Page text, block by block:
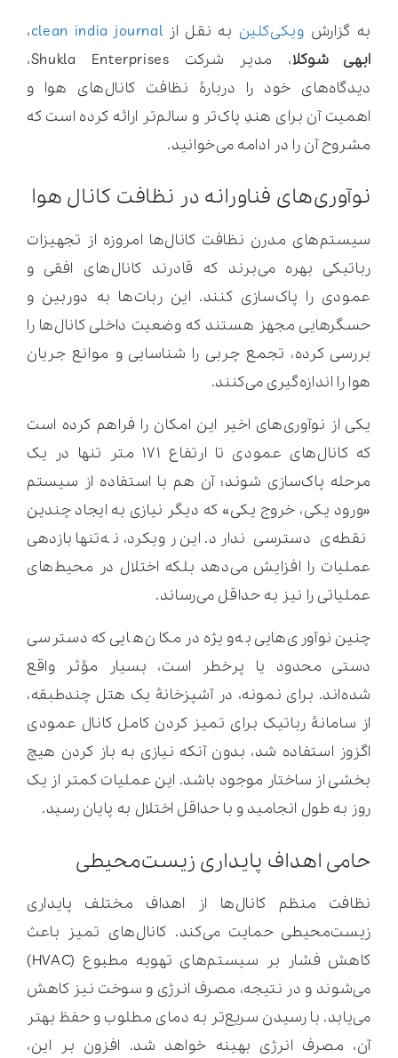
به گزارش ویکی‌کلین به نقل ازclean india journal،
ابهی شوکلا
، مدیر شرکت Shukla Enterprises،
دیدگاه‌های خود را دربارۀ نظافت کانال‌های هوا و
اهمیت آن برای هندِ پاک‌تر و سالم‌تر ارائه کرده است که
مشروح آن را در ادامه می‌خوانید.
نوآوری‌های فناورانه در نظافت کانال هوا
سیستم‌های مدرن نظافت کانال‌ها امروزه از تجهیزات
رباتیکی بهره می‌برند که قادرند کانال‌های افقی و
عمودی را پاک‌سازی کنند. این ربات‌ها به دوربین و
حسگرهایی مجهز هستند که وضعیت داخلی کانال‌ها را
بررسی کرده، تجمع چربی را شناسایی و موانع جریان
هوا را اندازه‌گیری می‌کنند.
یکی از نوآوری‌های اخیر این امکان را فراهم کرده است
که کانال‌های عمودی تا ارتفاع ۱۷۱ متر تنها در یک
مرحله پاک‌سازی شوند؛ آن هم با استفاده از سیستم
«ورود یکی، خروج یکی» که دیگر نیازی به ایجاد چندین
نقطه‌ی دسترسی ندارد. این رویکرد، نه‌تنها بازدهی
عملیات را افزایش می‌دهد بلکه اختلال در محیط‌های
عملیاتی را نیز به حداقل می‌رساند.
چنین نوآوری‌هایی به‌ویژه در مکان‌هایی که دسترسی
دستی محدود یا پرخطر است، بسیار مؤثر واقع
شده‌اند. برای نمونه، در آشپزخانۀ یک هتل چندطبقه،
از سامانۀ رباتیک برای تمیز کردن کامل کانال عمودی
اگزوز استفاده شد، بدون آنکه نیازی به باز کردن هیچ
بخشی از ساختار موجود باشد. این عملیات کمتر از یک
روز به طول انجامید و با حداقل اختلال به پایان رسید.
حامی اهداف پایداری زیست‌محیطی
نظافت منظم کانال‌ها از اهداف مختلف پایداری
زیست‌محیطی حمایت می‌کند. کانال‌های تمیز باعث
کاهش فشار بر سیستم‌های تهویه مطبوع (HVAC)
می‌شوند و در نتیجه، مصرف انرژی و سوخت نیز کاهش
می‌یابد. با رسیدن سریع‌تر به دمای مطلوب و حفظ بهتر
آن، مصرف انرژی بهینه خواهد شد. افزون بر این،